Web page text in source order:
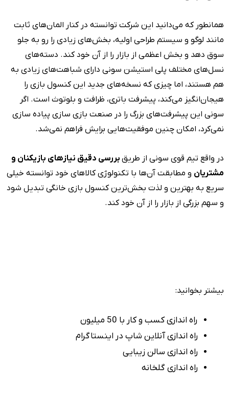
همانطور که می‌دانید این شرکت توانسته در کنار المان‌های ثابت
مانند لوگو و سیستم طراحی اولیه، بخش‌های زیادی را رو‌ به جلو
سوق دهد و بخش اعظمی از بازار را از آن خود کند. دسته‌های
نسل‌های مختلف پلی استیشن سونی دارای شباهت‌های زیادی به
هم هستند، اما چیزی که نسخه‌های جدید این کنسول بازی را
هیجان‌انگیز می‌کند، پیشرفت باتری، ظرافت و بلوتوث است. اگر
سونی این پیشرفت‌های بزرگ را در صنعت بازی سازی پیاده سازی
نمی‌کرد، امکان چنین موفقیت‌هایی برایش فراهم نمی‌شد.
در واقع تیم قوی سونی از طریق بررسی دقیق نیازهای بازیکنان و
مشتریان و مطابقت آن‌ها با تکنولوژی کالاهای خود توانسته خیلی
سریع به بهترین و لذت بخش‌ترین کنسول بازی خانگی تبدیل شود
و سهم بزرگی از بازار را از آن خود کند.
بیشتر بخوانید:
راه اندازی کسب و کار با 50 میلیون
راه اندازی آنلاین شاپ در اینستاگرام
راه اندازی سالن زیبایی
راه اندازی گلخانه